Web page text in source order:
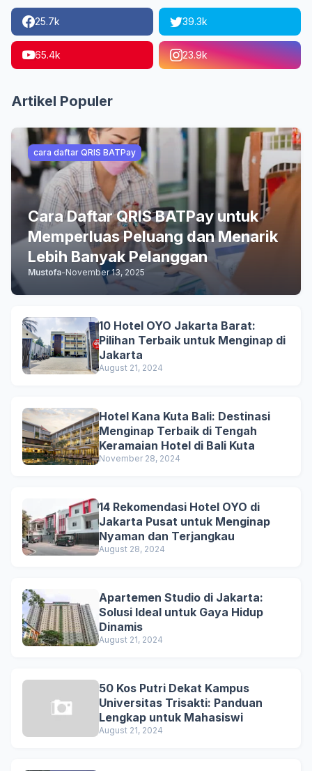
25.7k 39.3k
65.4k 23.9k
Artikel Populer
cara daftar QRIS BATPay
Cara Daftar QRIS BATPay untuk
Memperluas Peluang dan Menarik
Lebih Banyak Pelanggan
Mustofa-November 13, 2025
10 Hotel OYO Jakarta Barat:
Pilihan Terbaik untuk Menginap di
Jakarta
August 21, 2024
Hotel Kana Kuta Bali: Destinasi
Menginap Terbaik di Tengah
Keramaian Hotel di Bali Kuta
November 28, 2024
14 Rekomendasi Hotel OYO di
Jakarta Pusat untuk Menginap
Nyaman dan Terjangkau
August 28, 2024
Apartemen Studio di Jakarta:
Solusi Ideal untuk Gaya Hidup
Dinamis
August 21, 2024
50 Kos Putri Dekat Kampus
Universitas Trisakti: Panduan
Lengkap untuk Mahasiswi
August 21, 2024